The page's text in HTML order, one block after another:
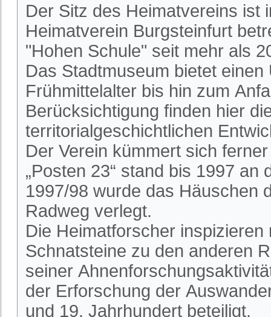
Der Sitz des Heimatvereins ist
Heimatverein Burgsteinfurt
"Hohen Schule" seit mehr als
Das Stadtmuseum bietet
Frühmittelalter bis hin zum
Berücksichtigung finden hier
territorialgeschichtlichen
Der Verein kümmert sich
„Posten 23“ stand bis 1997
1997/98 wurde das Häuschen
Radweg verlegt.
Die Heimatforscher
Schnatsteine zu den anderen
seiner
der Erforschung der
und 19. Jahrhundert beteiligt.